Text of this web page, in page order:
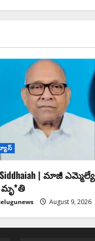
Siddhaiah | మాజీ ఎమ్మెల్యే
August 9, 2026